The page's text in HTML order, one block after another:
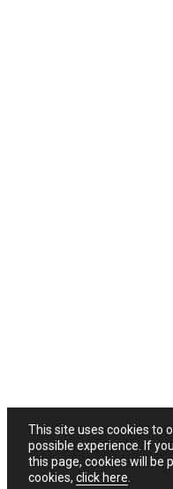
This site uses cookies to
possible experience. If
this page, cookies will be
cookies, click here